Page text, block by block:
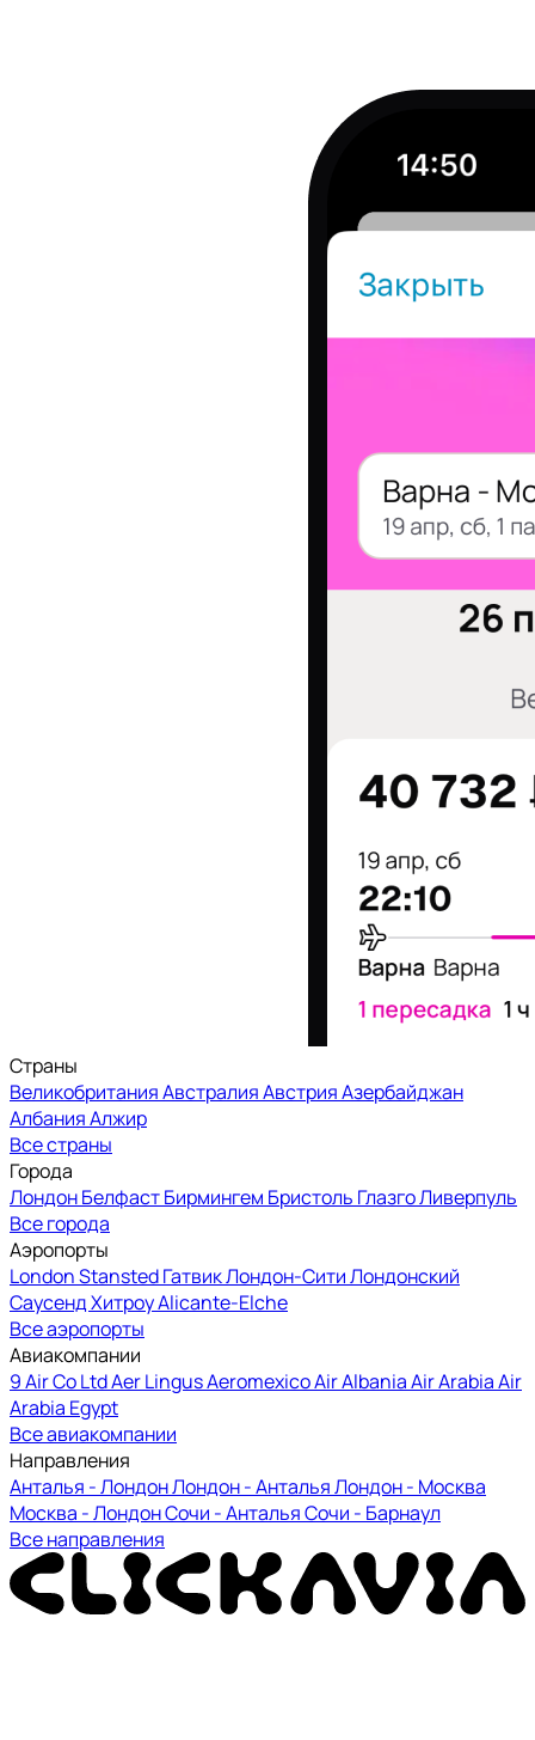
Страны
ВеликобританияАвстралияАвстрияАзербайджан
АлбанияАлжир
Все страны
Города
ЛондонБелфастБирмингем Бристоль ГлазгоЛиверпуль
Все города
Аэропорты
London StanstedГатвикЛондон-СитиЛондонский
СаусендХитроуAlicante-Elche
Все аэропорты
Авиакомпании
9 Air Co LtdAer LingusAeromexicoAir AlbaniaAir ArabiaAir
Arabia Egypt
Все авиакомпании
Направления
Анталья - ЛондонЛондон - АнтальяЛондон - Москва
Москва - ЛондонСочи - АнтальяСочи - Барнаул
Все направления